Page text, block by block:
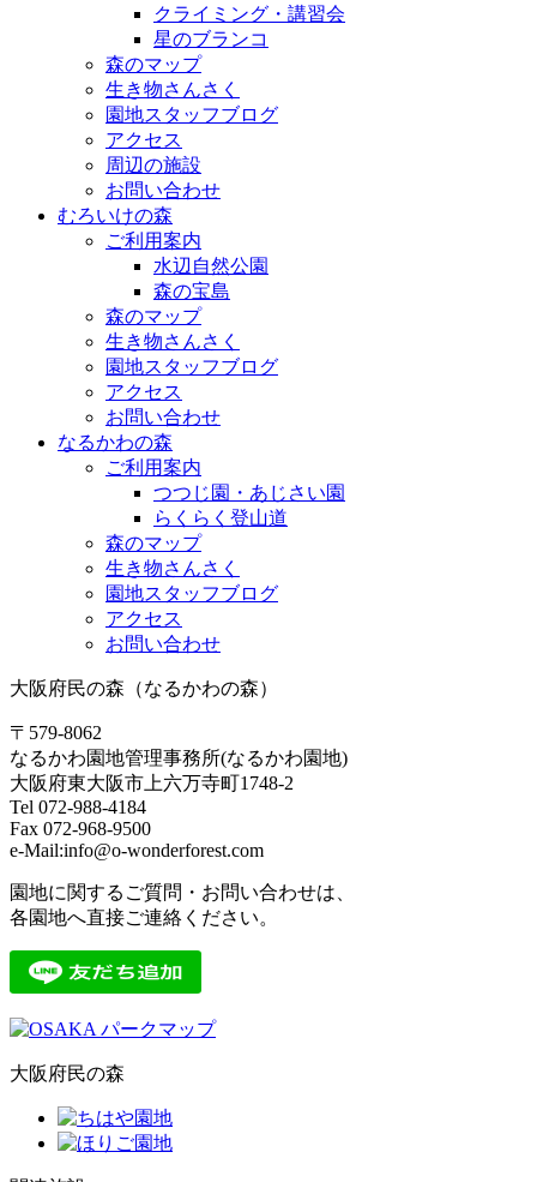
クライミング・講習会
星のブランコ
森のマップ
生き物さんさく
園地スタッフブログ
アクセス
周辺の施設
お問い合わせ
むろいけの森
ご利用案内
水辺自然公園
森の宝島
森のマップ
生き物さんさく
園地スタッフブログ
アクセス
お問い合わせ
なるかわの森
ご利用案内
つつじ園・あじさい園
らくらく登山道
森のマップ
生き物さんさく
園地スタッフブログ
アクセス
お問い合わせ
大阪府民の森（なるかわの森）
〒579-8062
なるかわ園地管理事務所(なるかわ園地)
大阪府東大阪市上六万寺町1748-2
Tel 072-988-4184
Fax 072-968-9500
e-Mail:info@o-wonderforest.com
園地に関するご質問・お問い合わせは、
各園地へ直接ご連絡ください。
大阪府民の森